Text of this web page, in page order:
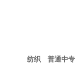
纺织 普通中专